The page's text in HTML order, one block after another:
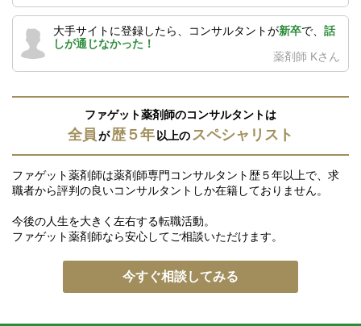
大手サイトに登録したら、コンサルタントが新卒で、 話
しが通じなかった！
薬剤師 Kさん
ファゲット薬剤師のコンサルタントは
全員が歴５年 以上の スペシャリスト
ファゲット薬剤師は薬剤師専門コンサルタント歴５年以上で、求
職者から評判の良いコンサルタントしか在籍しておりません。
今後の人生を大きく左右する転職活動。
ファゲット薬剤師なら安心してご相談いただけます。
今すぐ相談してみる